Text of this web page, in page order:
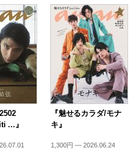
…』
『魅せるカラダ/モナ
キ』
1,300円 — 2026.06.24